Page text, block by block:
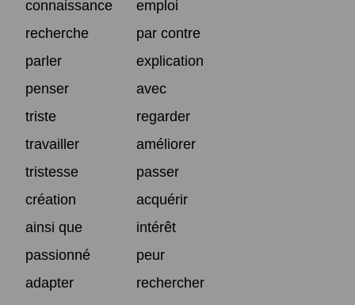
connaissance
emploi
recherche
par contre
parler
explication
penser
avec
triste
regarder
travailler
améliorer
tristesse
passer
création
acquérir
ainsi que
intérêt
passionné
peur
adapter
rechercher